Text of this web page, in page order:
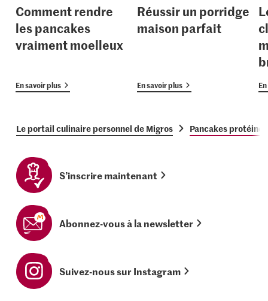
Comment rendre
les pancakes
vraiment moelleux
En savoir plus
Réussir un porridge
maison parfait
En savoir plus
Le portail culinaire personnel de Migros Pancakes protéinés
S’inscrire maintenant
Abonnez-vous à la newsletter
Suivez-nous sur Instagram